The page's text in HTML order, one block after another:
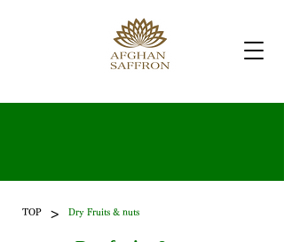
TOP > Dry Fruits & nuts